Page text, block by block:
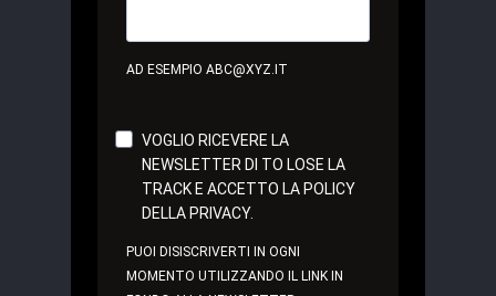
AD ESEMPIO ABC@XYZ.IT
VOGLIO RICEVERE LA
NEWSLETTER DI TO LOSE LA
TRACK E ACCETTO LA POLICY
DELLA PRIVACY.
PUOI DISISCRIVERTI IN OGNI
MOMENTO UTILIZZANDO IL LINK IN